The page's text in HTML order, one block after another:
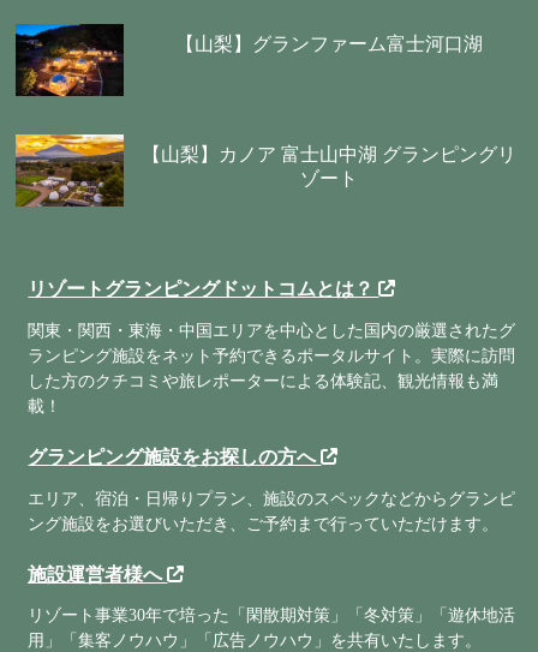
【山梨】グランファーム富士河口湖
【山梨】カノア 富士山中湖 グランピングリ
ゾート
リゾートグランピングドットコムとは？
関東・関西・東海・中国エリアを中心とした国内の厳選されたグ
ランピング施設をネット予約できるポータルサイト。実際に訪問
した方のクチコミや旅レポーターによる体験記、観光情報も満
載！
グランピング施設をお探しの方へ
エリア、宿泊・日帰りプラン、施設のスペックなどからグランピ
ング施設をお選びいただき、ご予約まで行っていただけます。
施設運営者様へ
リゾート事業30年で培った「閑散期対策」「冬対策」「遊休地活
用」「集客ノウハウ」「広告ノウハウ」を共有いたします。